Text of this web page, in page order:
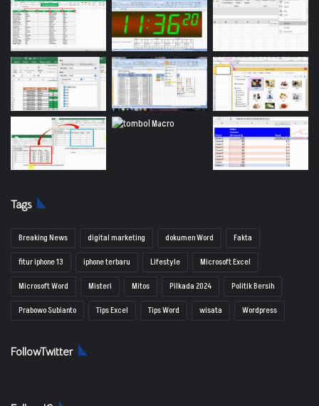
Tags
Breaking News digital marketing dokumen Word
Fakta
fitur iphone 13
iphone terbaru Lifestyle
Microsoft Excel
Microsoft Word
Misteri Mitos Pilkada 2024
Politik Bersih
Prabowo Subianto
Tips Excel Tips Word wisata Wordpress
FollowTwitter